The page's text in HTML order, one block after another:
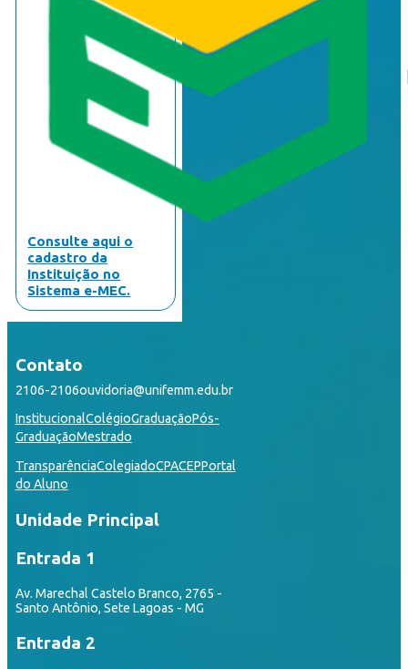
Consulte aqui o
cadastro da
Instituição no
Sistema e-MEC.
Contato
2106-2106ouvidoria@unifemm.edu.br
InstitucionalColégioGraduaçãoPós-
GraduaçãoMestrado
TransparênciaColegiadoCPACEPPortal
do Aluno
Unidade Principal
Entrada 1
Av. Marechal Castelo Branco, 2765 -
Santo Antônio, Sete Lagoas - MG
Entrada 2